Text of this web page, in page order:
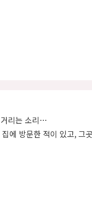
거리는 소리…
에 방문한 적이 있고, 그